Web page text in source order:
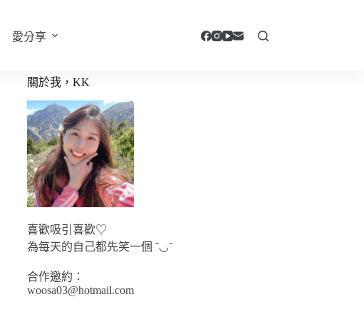
愛分享
關於我，KK
喜歡吸引喜歡♡
為每天的自己都先笑一個 ˘◡˘
合作邀約：
woosa03@hotmail.com